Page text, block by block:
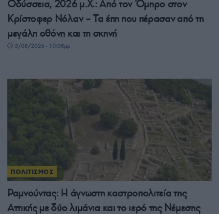
Οδύσσεια, 2026 μ.Χ.: Από τον Όμηρο στον
Κρίστοφερ Νόλαν – Τα έπη που πέρασαν από τη
μεγάλη οθόνη και τη σκηνή
5/08/2026 - 10:08μμ
ΠΟΛΙΤΙΣΜΟΣ
Ραμνούντας: Η άγνωστη καστροπολιτεία της
Αττικής με δύο λιμάνια και το ιερό της Νέμεσης